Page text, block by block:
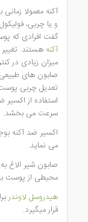
آکنه معمولا
و یا چربی،
گفت افرادی که
آکنه هستند.
میزان زیادی در
صابون های طبیعی
تعدیل چربی
استفاده از
سرعت می بخشد.
اکسیر ضد آکنه
می نماید.
صابون شیر الاغ
محیطی از پوست
هیدروسل لاوندر
قرار میگیرد.